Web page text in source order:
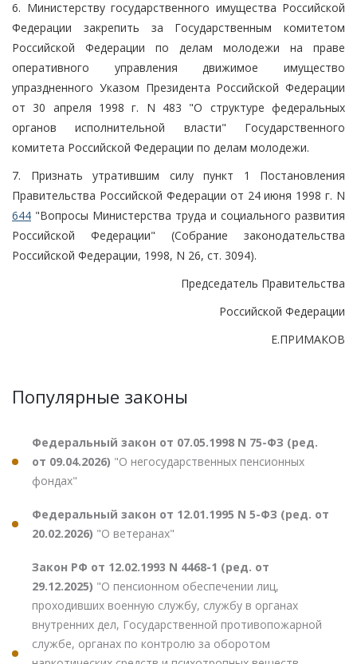
6. Министерству государственного имущества Российской
Федерации закрепить за Государственным комитетом
Российской Федерации по делам молодежи на праве
оперативного управления движимое имущество
упраздненного Указом Президента Российской Федерации
от 30 апреля 1998 г. N 483 "О структуре федеральных
органов исполнительной власти" Государственного
комитета Российской Федерации по делам молодежи.
7. Признать утратившим силу пункт 1 Постановления
Правительства Российской Федерации от 24 июня 1998 г. N
644 "Вопросы Министерства труда и социального развития
Российской Федерации" (Собрание законодательства
Российской Федерации, 1998, N 26, ст. 3094).
Председатель Правительства
Российской Федерации
Е.ПРИМАКОВ
Популярные законы
Федеральный закон от 07.05.1998 N 75-ФЗ (ред.
от 09.04.2026) "О негосударственных пенсионных
фондах"
Федеральный закон от 12.01.1995 N 5-ФЗ (ред. от
20.02.2026) "О ветеранах"
Закон РФ от 12.02.1993 N 4468-1 (ред. от
29.12.2025) "О пенсионном обеспечении лиц,
проходивших военную службу, службу в органах
внутренних дел, Государственной противопожарной
службе, органах по контролю за оборотом